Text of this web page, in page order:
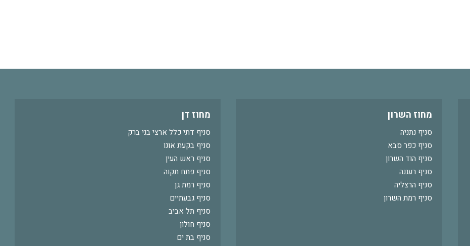
מחוז השרון
סניף נתניה
סניף כפר סבא
סניף הוד השרון
סניף רעננה
סניף הרצליה
סניף רמת השרון
מחוז דן
סניף דתי כלל ארצי בני ברק
סניף בקעת אונו
סניף ראש העין
סניף פתח תקוה
סניף רמת גן
סניף גבעתיים
סניף תל אביב
סניף חולון
סניף בת ים